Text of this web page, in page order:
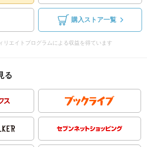
購入ストア一覧
リエイトプログラムによる収益を得ています
る